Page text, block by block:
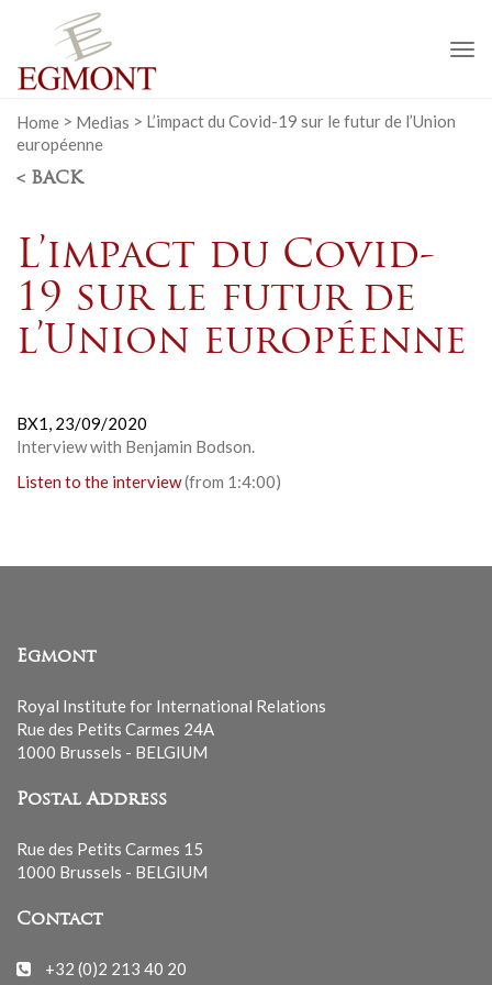
Home > Medias > L’impact du Covid-19 sur le futur de l’Union
européenne
< BACK
L’impact du Covid-
19 sur le futur de
l’Union européenne
BX1, 23/09/2020
Interview with Benjamin Bodson.
Listen to the interview(from 1:4:00)
Egmont
Royal Institute for International Relations
Rue des Petits Carmes 24A
1000 Brussels - BELGIUM
Postal Address
Rue des Petits Carmes 15
1000 Brussels - BELGIUM
Contact
+32 (0)2 213 40 20